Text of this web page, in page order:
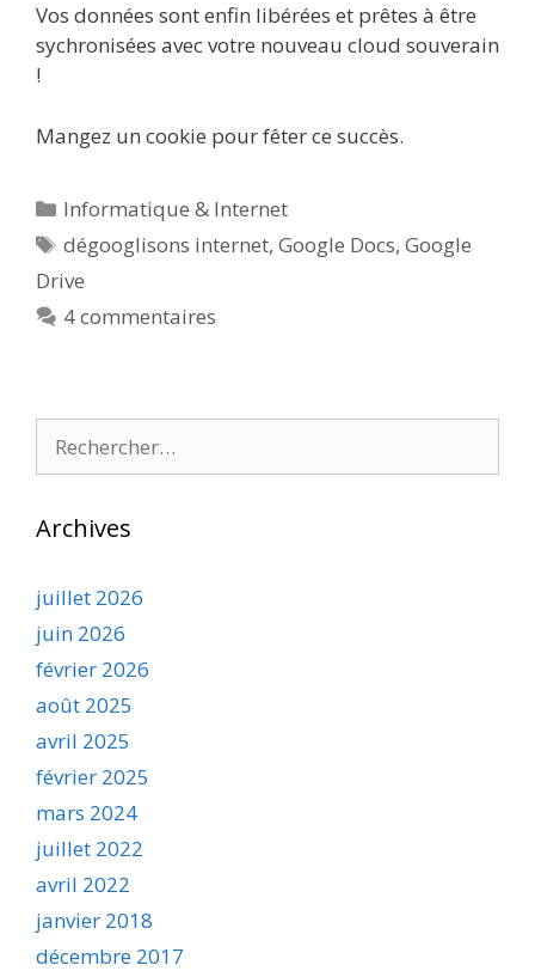
Vos données sont enfin libérées et prêtes à être
sychronisées avec votre nouveau cloud souverain
!
Mangez un cookie pour fêter ce succès.
Catégories
Informatique & Internet
Étiquettes
dégooglisons internet,Google Docs,Google
Drive
4 commentaires
Archives
juillet 2026
juin 2026
février 2026
août 2025
avril 2025
février 2025
mars 2024
juillet 2022
avril 2022
janvier 2018
décembre 2017